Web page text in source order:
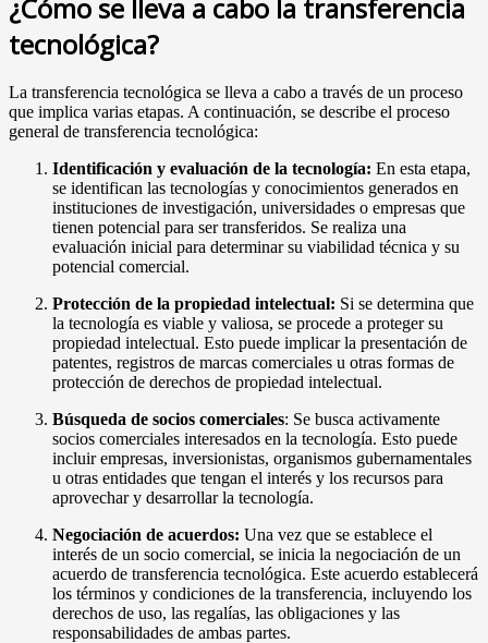
¿Cómo se lleva a cabo la transferencia
tecnológica?
La transferencia tecnológica se lleva a cabo a través de un proceso
que implica varias etapas. A continuación, se describe el proceso
general de transferencia tecnológica:
Identificación y evaluación de la tecnología: En esta etapa,
se identifican las tecnologías y conocimientos generados en
instituciones de investigación, universidades o empresas que
tienen potencial para ser transferidos. Se realiza una
evaluación inicial para determinar su viabilidad técnica y su
potencial comercial.
Protección de la propiedad intelectual: Si se determina que
la tecnología es viable y valiosa, se procede a proteger su
propiedad intelectual. Esto puede implicar la presentación de
patentes, registros de marcas comerciales u otras formas de
protección de derechos de propiedad intelectual.
Búsqueda de socios comerciales: Se busca activamente
socios comerciales interesados en la tecnología. Esto puede
incluir empresas, inversionistas, organismos gubernamentales
u otras entidades que tengan el interés y los recursos para
aprovechar y desarrollar la tecnología.
Negociación de acuerdos: Una vez que se establece el
interés de un socio comercial, se inicia la negociación de un
acuerdo de transferencia tecnológica. Este acuerdo establecerá
los términos y condiciones de la transferencia, incluyendo los
derechos de uso, las regalías, las obligaciones y las
responsabilidades de ambas partes.